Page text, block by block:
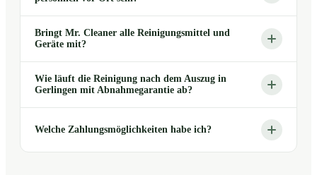
Bringt Mr. Cleaner alle Reinigungsmittel und
Geräte mit?
Wie läuft die Reinigung nach dem Auszug in
Gerlingen mit Abnahmegarantie ab?
Welche Zahlungsmöglichkeiten habe ich?